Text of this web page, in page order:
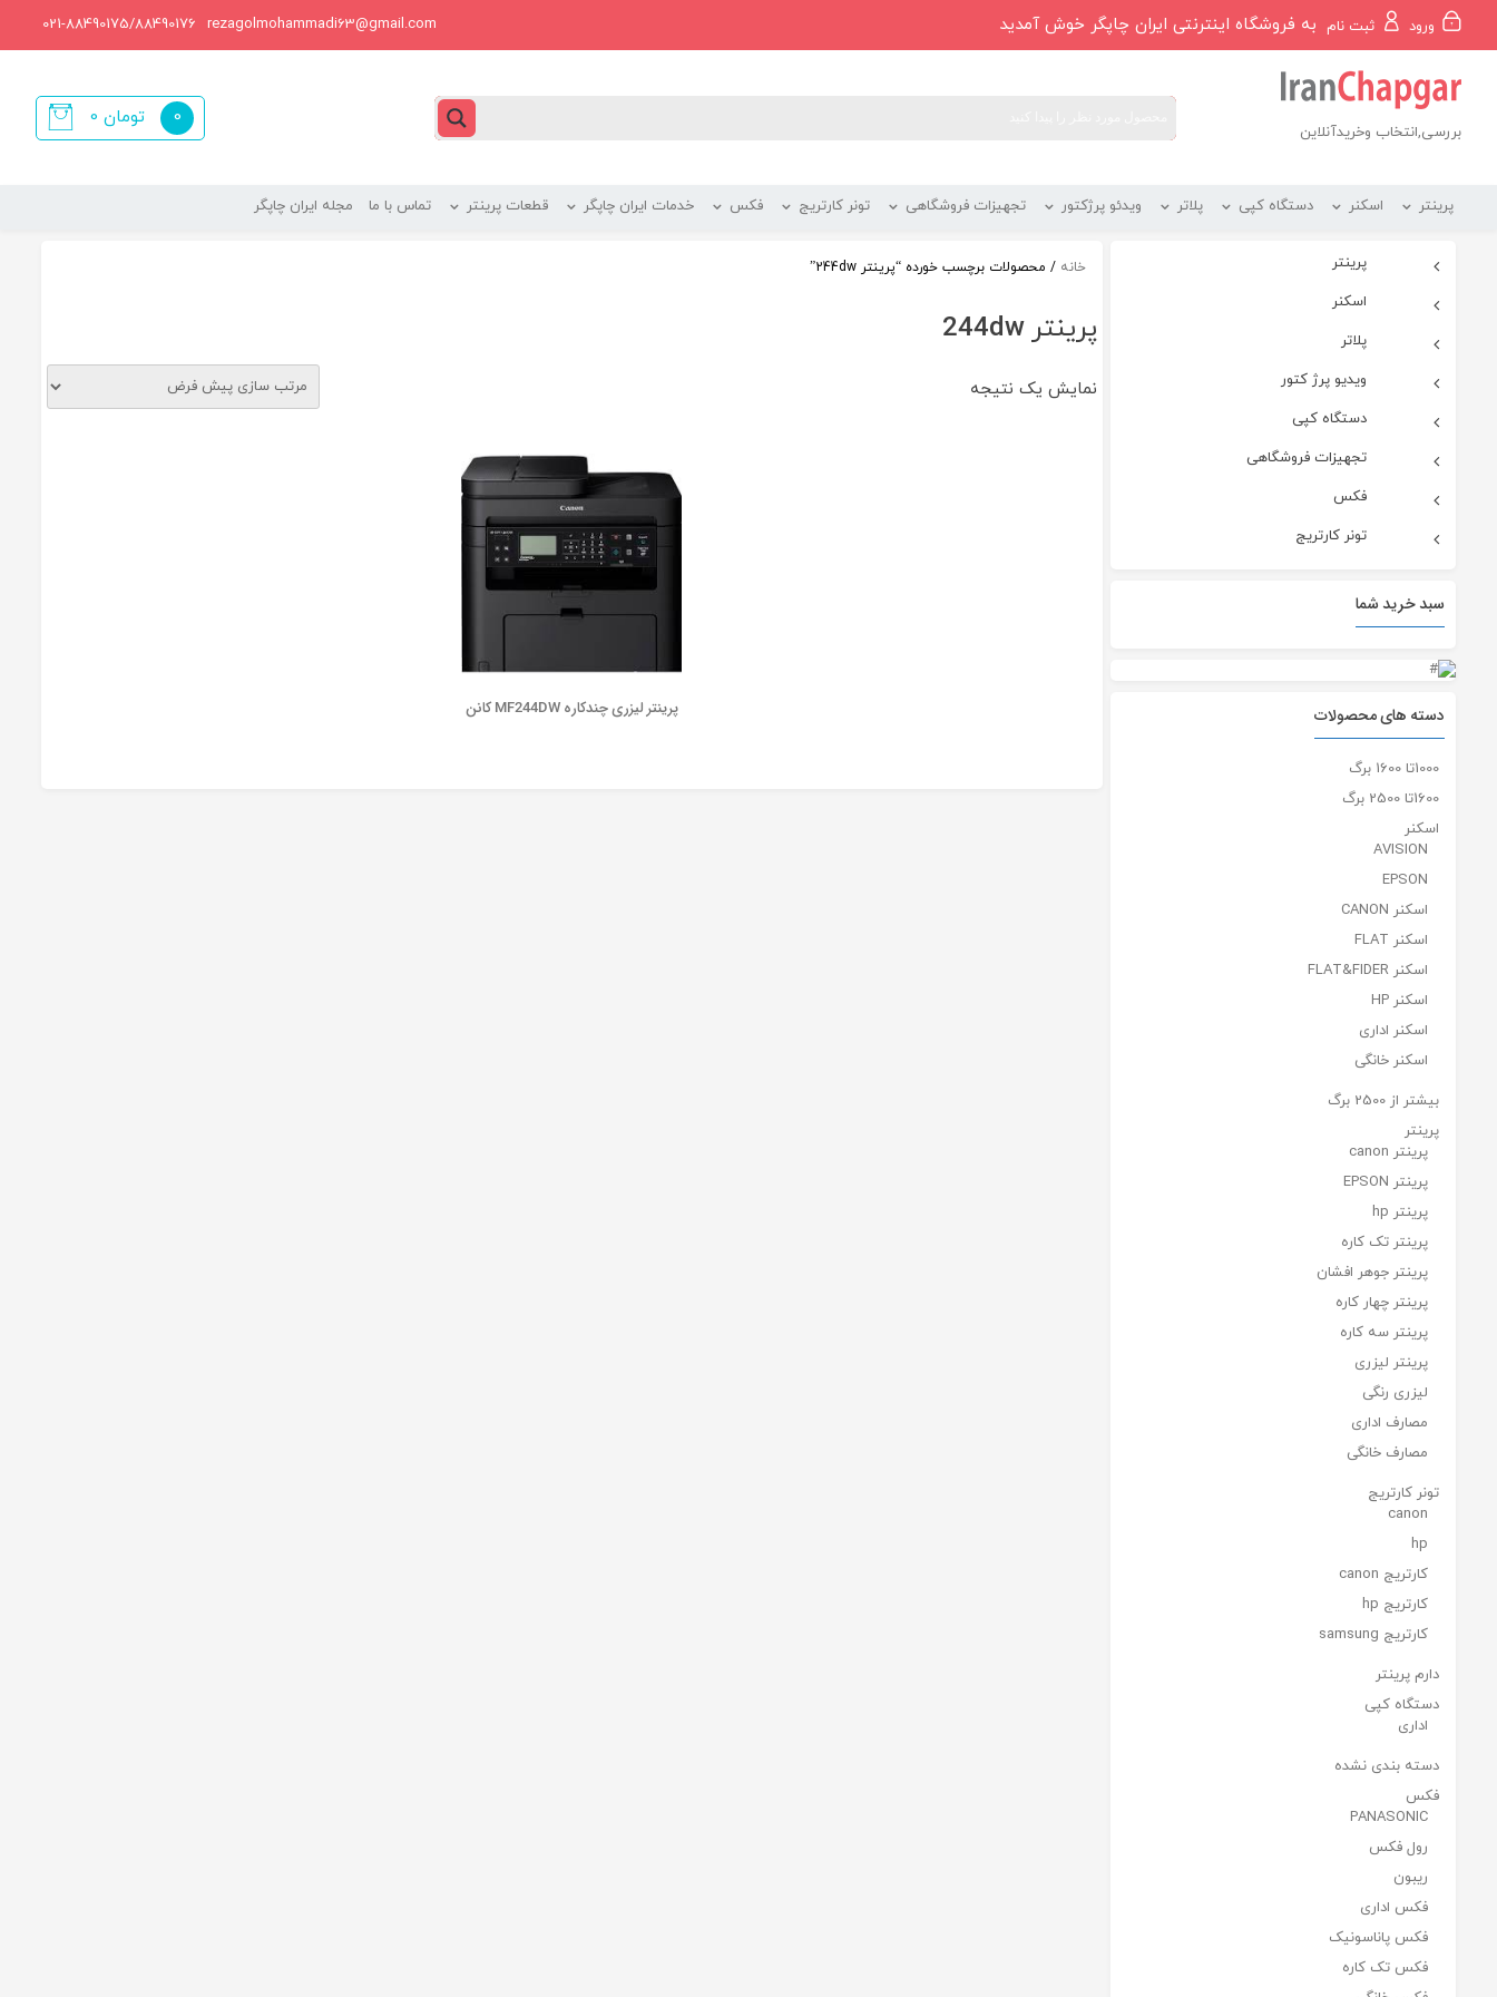
محتوا
ورود ثبت نام به فروشگاه اینترنتی ایران چاپگر خوش آمدید rezagolmohammadi63@gmail.com
021-88490175/88490176
بررسی,انتخاب وخریدآنلاین
0 تومان
0
پرینتر اسکنر دستگاه کپی پلاتر ویدئو پرژکتور تجهیزات فروشگاهی تونر کارتریج فکس خدمات ایران چاپگر قطعات پرینتر تماس با ما مجله ایران چاپگر
خانه / محصولات برچسب خورده “پرینتر 244dw”
پرینتر 244dw
نمایش یک نتیجه
پرینتر لیزری چندکاره MF244DW کانن
پرینتر
اسکنر
پلاتر
ویدیو پرژ کتور
دستگاه کپی
تجهیزات فروشگاهی
فکس
تونر کارتریج
سبد خرید شما
دسته های محصولات
1000تا 1600 برگ
1600تا 2500 برگ
اسکنر
AVISION
EPSON
اسکنر CANON
اسکنر FLAT
اسکنر FLAT&FIDER
اسکنر HP
اسکنر اداری
اسکنر خانگی
بیشتر از 2500 برگ
پرینتر
پرینتر canon
پرینتر EPSON
پرینتر hp
پرینتر تک کاره
پرینتر جوهر افشان
پرینتر چهار کاره
پرینتر سه کاره
پرینتر لیزری
لیزری رنگی
مصارف اداری
مصارف خانگی
تونر کارتریج
canon
hp
کارتریج canon
کارتریج hp
کارتریج samsung
دارم پرینتر
دستگاه کپی
اداری
دسته بندی نشده
فکس
PANASONIC
رول فکس
ریبون
فکس اداری
فکس پاناسونیک
فکس تک کاره